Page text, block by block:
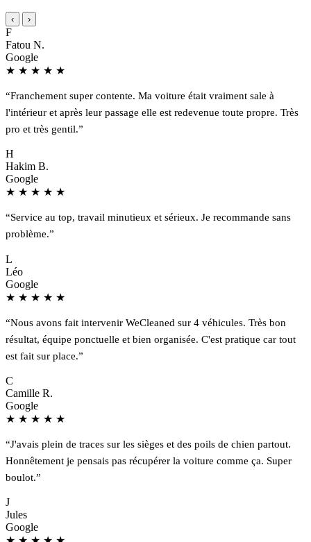
‹ ›
F
Fatou N.
Google
★ ★ ★ ★ ★
“Franchement super contente. Ma voiture était vraiment sale à
l'intérieur et après leur passage elle est redevenue toute propre. Très
pro et très gentil.”
H
Hakim B.
Google
★ ★ ★ ★ ★
“Service au top, travail minutieux et sérieux. Je recommande sans
problème.”
L
Léo
Google
★ ★ ★ ★ ★
“Nous avons fait intervenir WeCleaned sur 4 véhicules. Très bon
résultat, équipe ponctuelle et bien organisée. C'est pratique car tout
est fait sur place.”
C
Camille R.
Google
★ ★ ★ ★ ★
“J'avais plein de traces sur les sièges et des poils de chien partout.
Honnêtement je pensais pas récupérer la voiture comme ça. Super
boulot.”
J
Jules
Google